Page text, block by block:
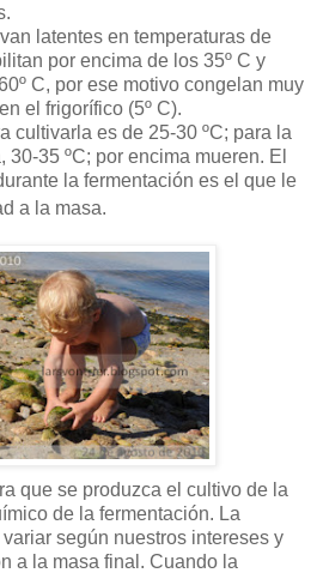
latentes en temperaturas de
por encima de los 35º C y
C, por ese motivo congelan muy
el frigorífico (5º C).
cultivarla es de 25-30 ºC; para la
35 ºC; por encima mueren. El
la fermentación es el que le
a la masa.
que se produzca el cultivo de la
de la fermentación. La
según nuestros intereses y
a la masa final. Cuando la